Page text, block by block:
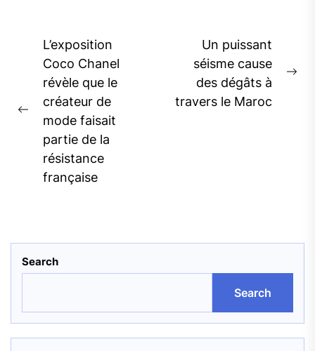
Post
navigation
Previous
post:
L’exposition
Coco Chanel
révèle que le
créateur de
mode faisait
partie de la
résistance
française
Un puissant
séisme cause
des dégâts à
travers le Maroc
Search
Search